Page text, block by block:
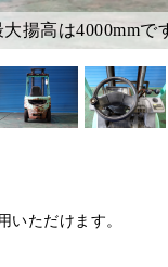
大揚高は4000mmで
いただけます。